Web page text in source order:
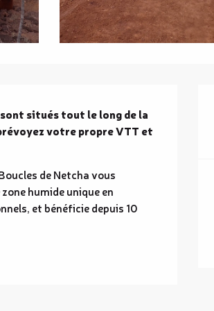
situés tout le long de la
votre propre VTT et
de Netcha vous
humide unique en
et bénéficie depuis 10